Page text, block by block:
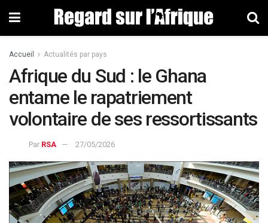
Accueil Actualités par pays
Afrique du Sud : le Ghana
entame le rapatriement
volontaire de ses ressortissants
Par RSA 27/05/2026